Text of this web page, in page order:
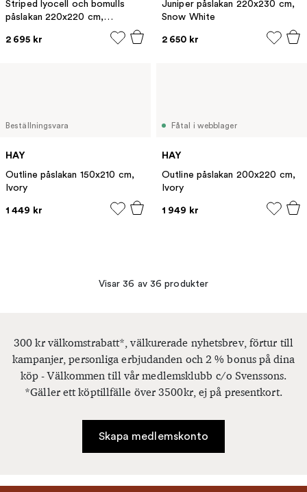
Striped lyocell och bomulls
påslakan 220x220 cm,
2 695 kr
Juniper påslakan 220x230 cm,
Snow White
2 650 kr
Beställningsvara
HAY
Outline påslakan 150x210 cm,
Ivory
1 449 kr
Fåtal i webblager
HAY
Outline påslakan 200x220 cm,
Ivory
1 949 kr
Visar 36 av 36 produkter
300 kr välkomstrabatt*, välkurerade nyhetsbrev, förtur till
kampanjer, personliga erbjudanden och 2 % bonus på dina
köp - Välkommen till vår medlemsklubb c/o Svenssons.
*Gäller ett köptillfälle över 3500kr, ej på presentkort.
Skapa medlemskonto